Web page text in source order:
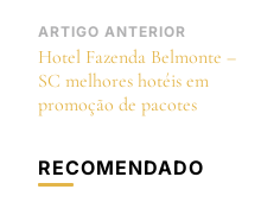
Navegação
de
post
ARTIGO ANTERIOR
Hotel Fazenda Belmonte –
SC melhores hotéis em
promoção de pacotes
RECOMENDADO